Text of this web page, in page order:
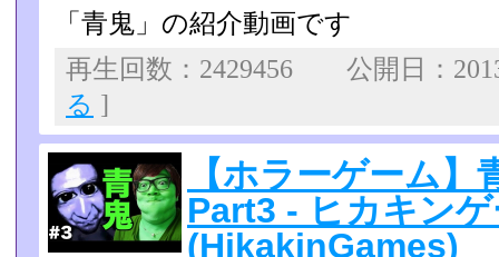
「青鬼」の紹介動画です
再生回数：2429456 公開日：
る ]
【ホラーゲーム
Part3 - ヒカキン
(HikakinGames)